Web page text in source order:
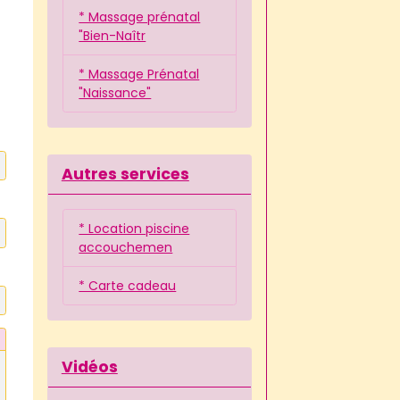
* Massage prénatal
"Bien-Naîtr
* Massage Prénatal
"Naissance"
Autres services
* Location piscine
accouchemen
* Carte cadeau
Vidéos